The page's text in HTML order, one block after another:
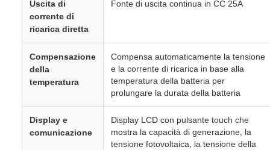
Uscita di
corrente di
ricarica diretta
Fonte di uscita continua in CC 25A
Compensazione
della
temperatura
Compensa automaticamente la tensione
e la corrente di ricarica in base alla
temperatura della batteria per
prolungare la durata della batteria
Display e
comunicazione
Display LCD con pulsante touch che
mostra la capacità di generazione, la
tensione fotovoltaica, la tensione della